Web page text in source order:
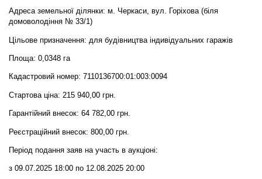
Адреса земельної ділянки: м. Черкаси, вул. Горіхова (біля
домоволодіння № 33/1)
Цільове призначення: для будівництва індивідуальних гаражів
Площа: 0,0348 га
Кадастровий номер: 7110136700:01:003:0094
Стартова ціна: 215 940,00 грн.
Гарантійний внесок: 64 782,00 грн.
Реєстраційний внесок: 800,00 грн.
Період подання заяв на участь в аукціоні:
з 09.07.2025 18:00 по 12.08.2025 20:00